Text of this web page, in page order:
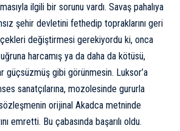
ilgili bir sorunu vardı. Savaş pahalıya
şehir devletini fethedip topraklarını geri
değiştirmesi gerekiyordu ki, onca
uğruna harcamış ya da daha da kötüsü,
güçsüzmüş gibi görünmesin. Luksor’a
sanatçılarına, mozolesinde gururla
orijinal Akadca metninde
emretti. Bu çabasında başarılı oldu.